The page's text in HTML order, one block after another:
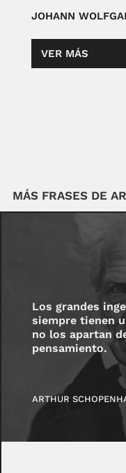
JOHANN
VER MÁS
MÁS FRASES DE
Los grandes
siempre tienen
no los apartan
pensamiento.
ARTHUR